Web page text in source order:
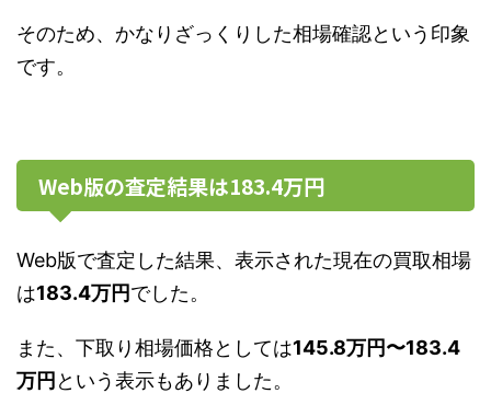
そのため、かなりざっくりした相場確認という印象
です。
Web版の査定結果は183.4万円
Web版で査定した結果、表示された現在の買取相場
は183.4万円でした。
また、下取り相場価格としては145.8万円〜183.4
万円 という表示もありました。